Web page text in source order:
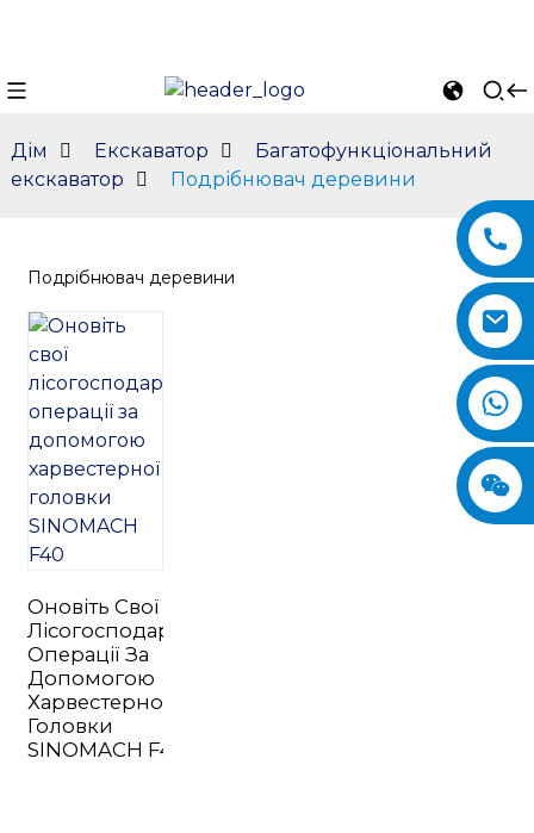
Дім Екскаватор
Багатофункціональний
екскаватор
Подрібнювач деревини
Подрібнювач деревини
Оновіть Свої
Лісогосподарські
Операції За
Допомогою
Харвестерної
Головки
SINOMACH F40